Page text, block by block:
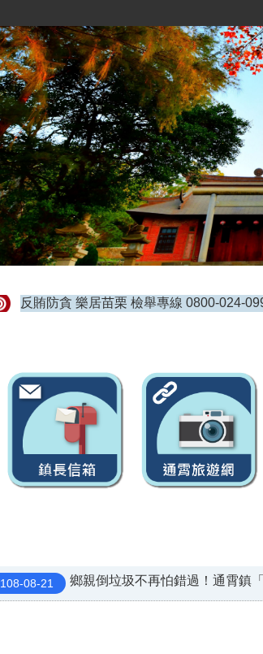
反賄防貪 樂居苗栗 檢舉專線 0800-024-
108-08-21 鄉親倒垃圾不再怕錯過！通霄鎮